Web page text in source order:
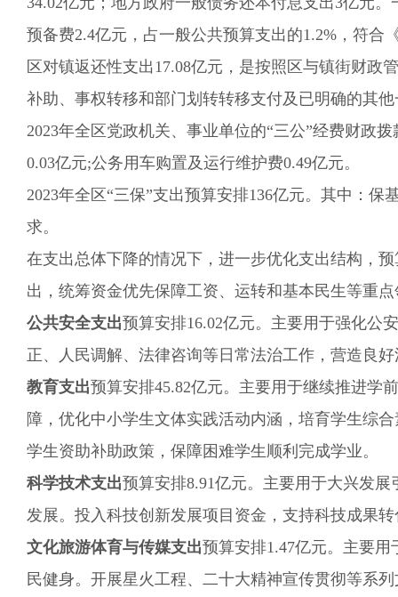
预备费2.4亿元，占一般公共预算支出的1.2%，符合
区对镇返还性支出17.08亿元，是按照 区与镇街财政
补助、事权转移和部门划转转移支付及已明确的其
2023年全区 党政机关、事业单位的“三公”经费财政
0.03亿元;公务用车购置及运行维护费0.49亿元。
2023年全区“三保”支出预算安排136亿元。其中：
求。
在支出总体下降的情况下，进一步优化支出结构，
出，统筹资金优先保障工资、运转和基本民生等重
公共安全支出预算安排16.02亿元。主要用于强化公
正、人民调解、法律咨询等日常法治工作，营造良
教育支出预算安排45.82亿元。 主要用于继续推进学
障，优化中小学生文体实践活动内涵，培育学生综
学生资助补助政策，保障困难学生顺利完成学业。
科学技术支出预算安排8.91亿元。 主要用于大兴发展
发展。投入科技创新发展项目资金， 支持科技成果转
文化旅游体育与传媒支出预算安排1.47亿元。 主要用
民健身。开展星火工程、二十大精神宣传贯彻等系